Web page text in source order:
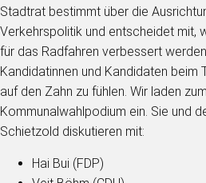
Stadtrat bestimmt über die
Verkehrspolitik und entscheidet mit,
für das Radfahren verbessert
Kandidatinnen und Kandidaten beim
auf den Zahn zu fühlen. Wir laden
Kommunalwahlpodium ein. Sie und
Schietzold diskutieren mit:
Hai Bui (FDP)